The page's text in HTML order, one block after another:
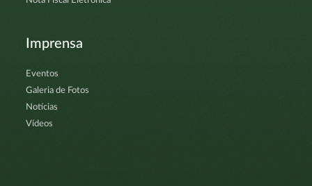
Imprensa
Eventos
Galeria de Fotos
Notícias
Vídeos